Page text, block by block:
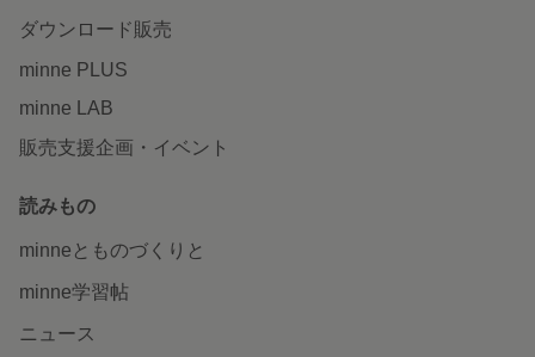
ダウンロード販売
minne PLUS
minne LAB
販売支援企画・イベント
読みもの
minneとものづくりと
minne学習帖
ニュース